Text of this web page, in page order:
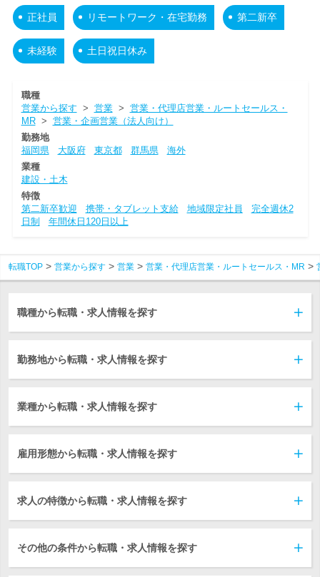
正社員 リモートワーク・在宅勤務 第二新卒
未経験 土日祝日休み
職種
営業から探す > 営業> 営業・代理店営業・ルートセールス・
MR> 営業・企画営業（法人向け）
勤務地
福岡県
大阪府 東京都 群馬県
海外
業種
建設・土木
特徴
第二新卒歓迎
携帯・タブレット支給 地域限定社員
完全週休2
日制
年間休日120日以上
転職TOP 営業から探す 営業 営業・代理店営業・ルートセールス・MR
職種から転職・求人情報を探す
勤務地から転職・求人情報を探す
業種から転職・求人情報を探す
雇用形態から転職・求人情報を探す
求人の特徴から転職・求人情報を探す
その他の条件から転職・求人情報を探す